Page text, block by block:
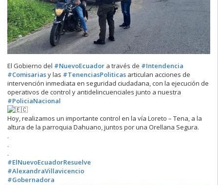
El Gobierno del #NuevoEcuador a través de #Intendencia
#Comisariasy las #TenenciasPoliticas articulan acciones de
intervención inmediata en seguridad ciudadana, con la ejecución de
operativos de control y antidelincuenciales junto a nuestra
#PoliciaNacional
Hoy, realizamos un importante control en la vía Loreto – Tena, a la
altura de la parroquia Dahuano, juntos por una Orellana Segura.
.
.
.
#ElNuevoEcuadorResuelve
#AlexandraVillavicencio
#Gobernadora